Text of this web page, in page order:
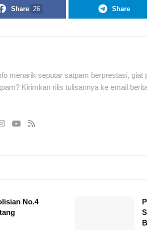
Share 26 Share
menarik seputar satpam berprestasi, giat
Kirimkan rilis tulisannya ke email
No.4